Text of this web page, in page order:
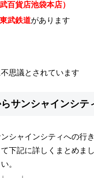
百貨店池袋本店）
東武鉄道があります
思議とされています
サンシャインシテ
シャインシティへの行
下記に詳しくまとめま
。